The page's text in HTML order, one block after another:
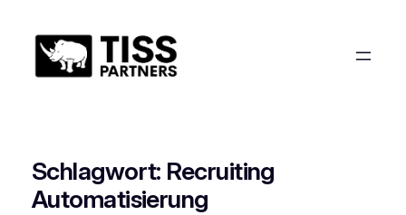
Schlagwort: Recruiting
Automatisierung